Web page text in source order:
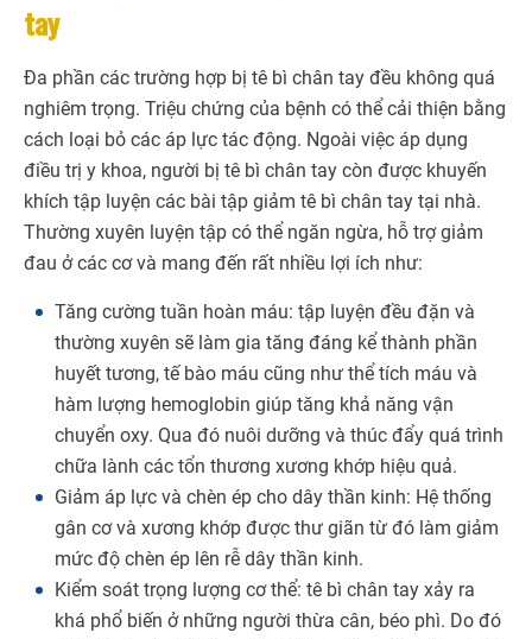
tay
Đa phần các trường hợp bị tê bì chân tay đều không quá
nghiêm trọng. Triệu chứng của bệnh có thể cải thiện bằng
cách loại bỏ các áp lực tác động. Ngoài việc áp dụng
điều trị y khoa, người bị tê bì chân tay còn được khuyến
khích tập luyện các bài tập giảm tê bì chân tay tại nhà.
Thường xuyên luyện tập có thể ngăn ngừa, hỗ trợ giảm
đau ở các cơ và mang đến rất nhiều lợi ích như:
Tăng cường tuần hoàn máu: tập luyện đều đặn và
thường xuyên sẽ làm gia tăng đáng kể thành phần
huyết tương, tế bào máu cũng như thể tích máu và
hàm lượng hemoglobin giúp tăng khả năng vận
chuyển oxy. Qua đó nuôi dưỡng và thúc đẩy quá trình
chữa lành các tổn thương xương khớp hiệu quả.
Giảm áp lực và chèn ép cho dây thần kinh: Hệ thống
gân cơ và xương khớp được thư giãn từ đó làm giảm
mức độ chèn ép lên rễ dây thần kinh.
Kiểm soát trọng lượng cơ thể: tê bì chân tay xảy ra
khá phổ biến ở những người thừa cân, béo phì. Do đó